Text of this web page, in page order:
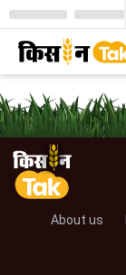
About us